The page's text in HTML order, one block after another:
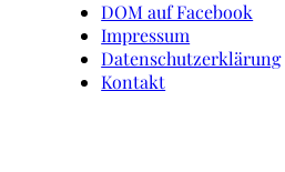
DOM auf Facebook
Impressum
Datenschutzerklärung
Kontakt